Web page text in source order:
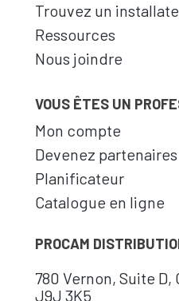
Trouvez un
Ressources
Nous joindre
VOUS ÊTES UN
Mon compte
Devenez partenaires
Planificateur
Catalogue en ligne
PROCAM
780 Vernon, Suite D,
J9J 3K5